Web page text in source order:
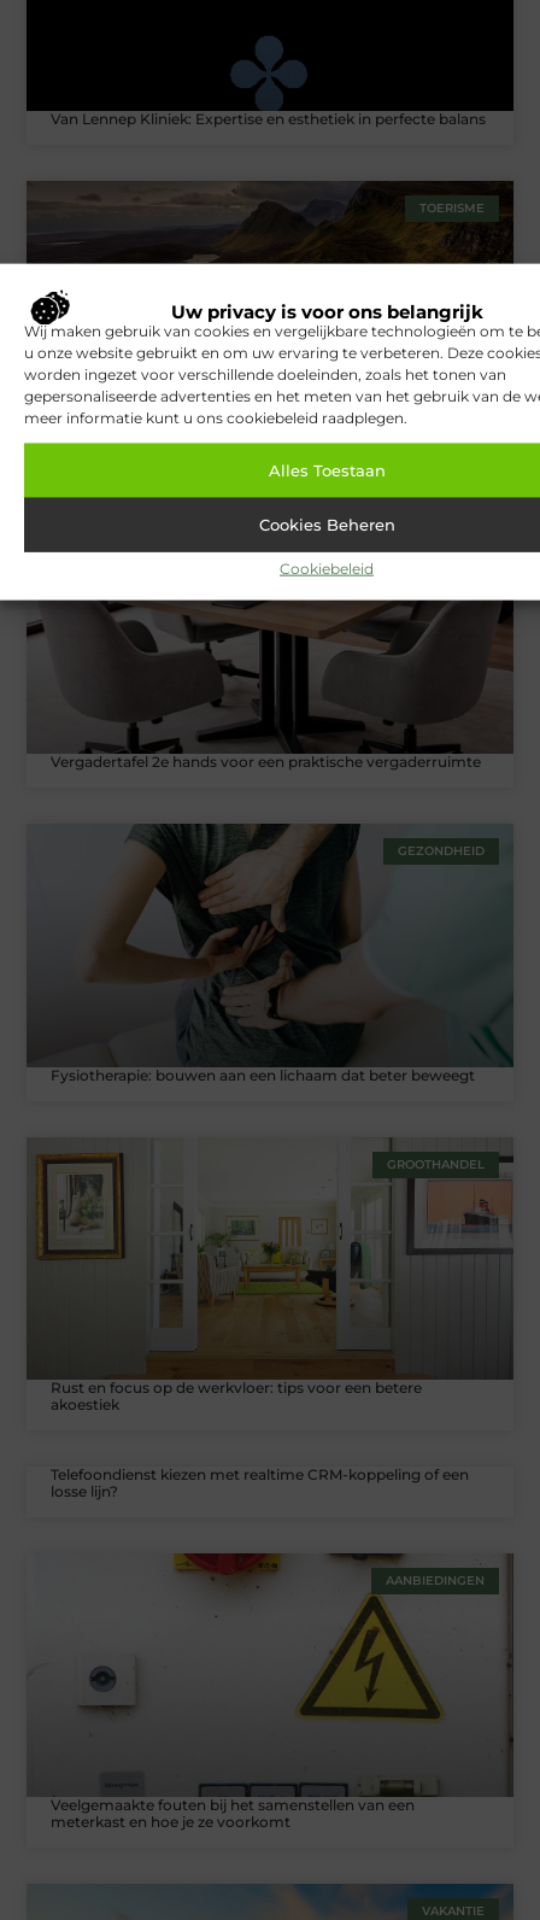
Uw privacy is voor ons belangrijk
Wij maken gebruik van cookies en vergelijkbare technologieën om te
u onze website gebruikt en om uw ervaring te verbeteren. Deze
worden ingezet voor verschillende doeleinden, zoals het tonen van
gepersonaliseerde advertenties en het meten van het gebruik van de
meer informatie kunt u ons cookiebeleid raadplegen.
Alles Toestaan
Cookies Beheren
Cookiebeleid
Van Lennep Kliniek: Expertise en esthetiek in perfecte balans
TOERISME
West Highland Way: Schotlands beroemdste
langeafstandspad
Vergadertafel 2e hands voor een praktische vergaderruimte
GEZONDHEID
Fysiotherapie: bouwen aan een lichaam dat beter beweegt
GROOTHANDEL
Rust en focus op de werkvloer: tips voor een betere
akoestiek
Telefoondienst kiezen met realtime CRM-koppeling of een
losse lijn?
AANBIEDINGEN
Veelgemaakte fouten bij het samenstellen van een
meterkast en hoe je ze voorkomt
VAKANTIE